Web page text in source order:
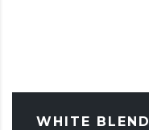
WHITE BLEND